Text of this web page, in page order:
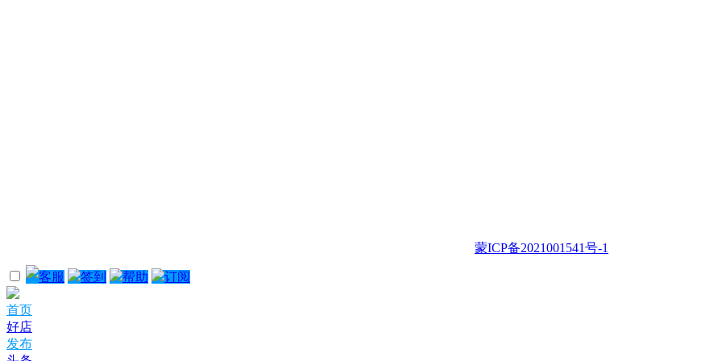
蒙ICP备2021001541号-1
客服 签到 帮助 订阅
首页
好店
发布